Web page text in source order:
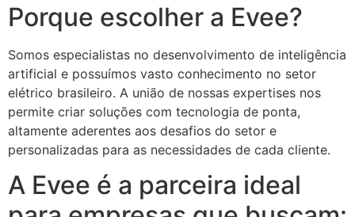
Porque escolher a Evee?
Somos especialistas no desenvolvimento de inteligência
artificial e possuímos vasto conhecimento no setor
elétrico brasileiro. A união de nossas expertises nos
permite criar soluções com tecnologia de ponta,
altamente aderentes aos desafios do setor e
personalizadas para as necessidades de cada cliente.
A Evee é a parceira ideal